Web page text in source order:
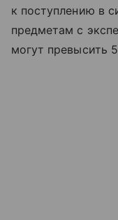
к поступлению в
предметам с
могут превысить